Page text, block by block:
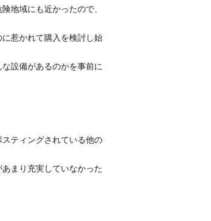
地域にも近かったので、
惹かれて購入を検討し始
設備があるのかを事前に
ティングされている他の
まり充実していなかった